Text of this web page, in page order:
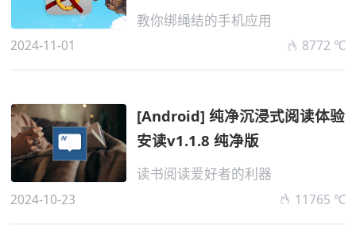
限免版...
教你绑绳结的手机应用
2024-11-01 8772 ℃
[Android] 纯净沉浸式阅读体验
安读v1.1.8 纯净版
读书阅读爱好者的利器
2024-10-23 11765 ℃